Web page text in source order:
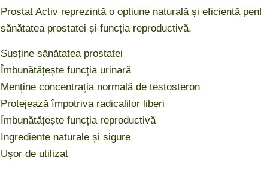
a
fost:
174,19 lei.
este:
75,00 lei.
Prostat Activ reprezintă o opțiune naturală și eficientă
sănătatea prostatei și funcția reproductivă.
Susține sănătatea prostatei
Îmbunătățește funcția urinară
Menține concentrația normală de testosteron
Protejează împotriva radicalilor liberi
Îmbunătățește funcția reproductivă
Ingrediente naturale și sigure
Ușor de utilizat